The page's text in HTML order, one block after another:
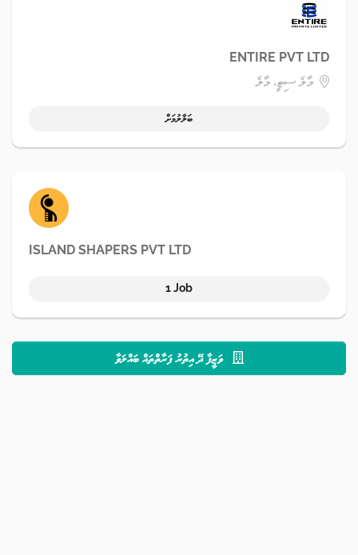
ENTIRE PVT LTD
މާލެ ސިޓީ، މާލެ
ބަލާލުމަށް
ISLAND SHAPERS PVT LTD
1 Job
ވަޒީފާ ދޭ އިތުރު ފަރާތްތައް ބައްލަވާ